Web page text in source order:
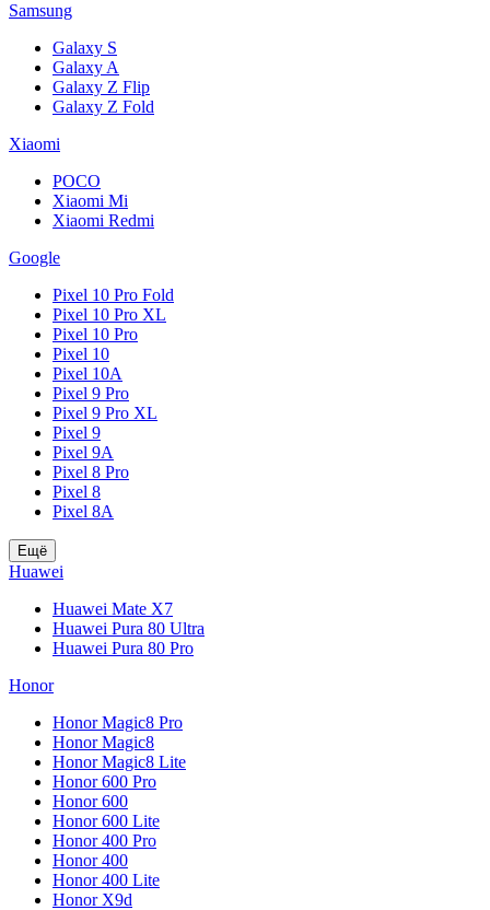
Samsung
Galaxy S
Galaxy A
Galaxy Z Flip
Galaxy Z Fold
Xiaomi
POCO
Xiaomi Mi
Xiaomi Redmi
Google
Pixel 10 Pro Fold
Pixel 10 Pro XL
Pixel 10 Pro
Pixel 10
Pixel 10A
Pixel 9 Pro
Pixel 9 Pro XL
Pixel 9
Pixel 9A
Pixel 8 Pro
Pixel 8
Pixel 8A
Ещё
Huawei
Huawei Mate X7
Huawei Pura 80 Ultra
Huawei Pura 80 Pro
Honor
Honor Magic8 Pro
Honor Magic8
Honor Magic8 Lite
Honor 600 Pro
Honor 600
Honor 600 Lite
Honor 400 Pro
Honor 400
Honor 400 Lite
Honor X9d